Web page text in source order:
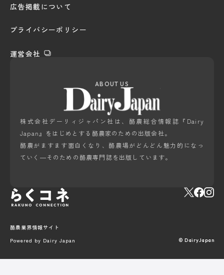
広告掲載について
プライバシーポリシー
運営会社
ABOUT US
株式会社デーリィジャパン社は、酪農総合情報誌『Dairy
Japan』をはじめとする酪農家のための出版会社。
酪農がますます面白くなり、酪農場がどんどん魅力的になっ
ていく―そのための酪農専門誌を出版しています。
酪農業界情報サイト
Powered by Dairy Japan
© DairyJapan